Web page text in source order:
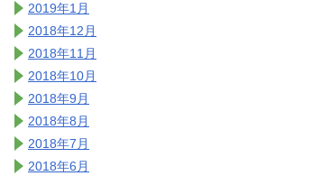
2019年1月
2018年12月
2018年11月
2018年10月
2018年9月
2018年8月
2018年7月
2018年6月